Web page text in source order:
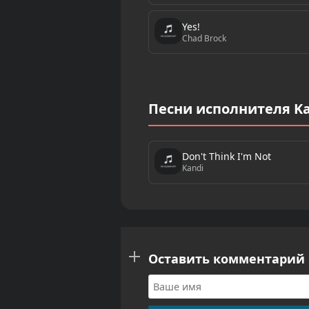
Yes!
Chad Brock
Песни исполнителя
Don't Think I'm Not
Kandi
Оставить комментарий